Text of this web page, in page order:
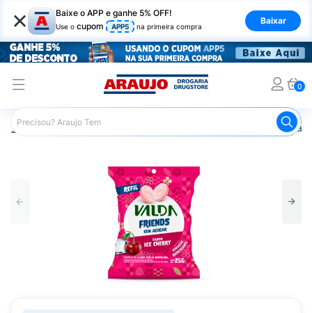
× Baixe o APP e ganhe 5% OFF!
Use o cupom APP5 na primeira compra
Baixar
0
Araujo Mercado